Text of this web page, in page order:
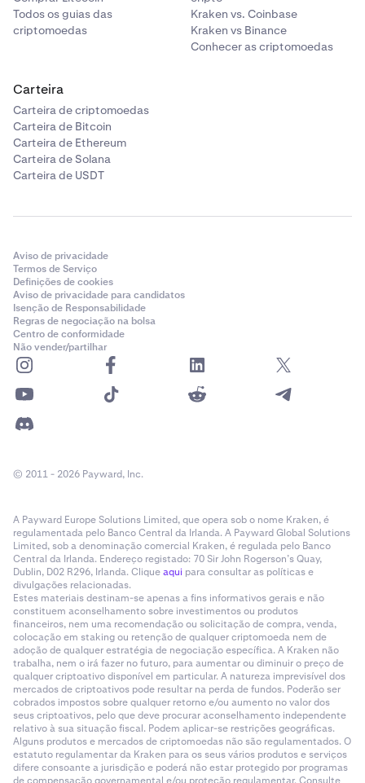
Todos os guias das
criptomoedas
Kraken vs. Coinbase
Kraken vs Binance
Conhecer as criptomoedas
Carteira
Carteira de criptomoedas
Carteira de Bitcoin
Carteira de Ethereum
Carteira de Solana
Carteira de USDT
Aviso de privacidade
Termos de Serviço
Definições de cookies
Aviso de privacidade para candidatos
Isenção de Responsabilidade
Regras de negociação na bolsa
Centro de conformidade
Não vender/partilhar
© 2011 - 2026 Payward, Inc.
A Payward Europe Solutions Limited, que opera sob o nome Kraken, é
regulamentada pelo Banco Central da Irlanda. A Payward Global Solutions
Limited, sob a denominação comercial Kraken, é regulada pelo Banco
Central da Irlanda. Endereço registado: 70 Sir John Rogerson’s Quay,
Dublin, D02 R296, Irlanda. Cliqueaqui para consultar as políticas e
divulgações relacionadas.
Estes materiais destinam-se apenas a fins informativos gerais e não
constituem aconselhamento sobre investimentos ou produtos
financeiros, nem uma recomendação ou solicitação de compra, venda,
colocação em staking ou retenção de qualquer criptomoeda nem de
adoção de qualquer estratégia de negociação específica. A Kraken não
trabalha, nem o irá fazer no futuro, para aumentar ou diminuir o preço de
qualquer criptoativo disponível em particular. A natureza imprevisível dos
mercados de criptoativos pode resultar na perda de fundos. Poderão ser
cobrados impostos sobre qualquer retorno e/ou aumento no valor dos
seus criptoativos, pelo que deve procurar aconselhamento independente
relativo à sua situação fiscal. Podem aplicar-se restrições geográficas.
Alguns produtos e mercados de criptomoedas não são regulamentados. O
estatuto regulamentar da Kraken para os seus vários produtos e serviços
difere consoante a jurisdição e poderá não estar protegido por programas